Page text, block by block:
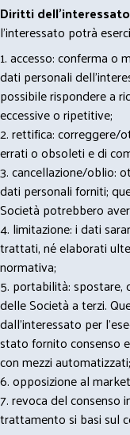
Diritti
l’interessato potrà
1. accesso: conferma o
dati personali
possibile rispondere a
eccessive o ripetitive;
2. rettifica: correggere/
errati o obsoleti e di
3. cancellazione/oblio:
dati personali forniti;
Società potrebbero
4. limitazione: i dati
trattati, né elaborati
normativa;
5. portabilità: spostare,
delle Società a terzi.
dall’interessato per
stato fornito consenso
con mezzi automatizzati;
6. opposizione al
7. revoca del consenso
trattamento si basi sul